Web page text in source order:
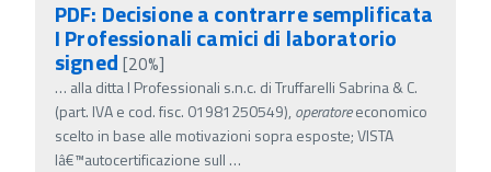
PDF: Decisione a contrarre semplificata
I Professionali camici di laboratorio
signed [20%]
… alla ditta I Professionali s.n.c. di Truffarelli Sabrina & C.
(part. IVA e cod. fisc. 01981250549), operatoreeconomico
scelto in base alle motivazioni sopra esposte; VISTA
lâ€™autocertificazione sull …